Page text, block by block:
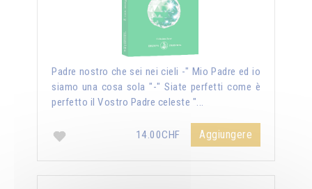
Padre nostro che sei nei cieli -" Mio Padre ed io
siamo una cosa sola "-" Siate perfetti come è
perfetto il Vostro Padre celeste "...
14.00CHF Aggiungere